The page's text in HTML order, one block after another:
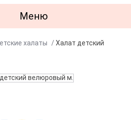
Меню
халаты /Халат детский